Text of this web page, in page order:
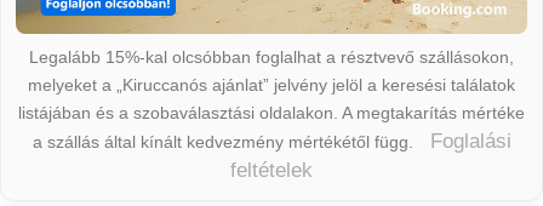
Legalább 15%-kal olcsóbban foglalhat a résztvevő szállásokon,
melyeket a „Kiruccanós ajánlat” jelvény jelöl a keresési találatok
listájában és a szobaválasztási oldalakon. A megtakarítás mértéke
a szállás által kínált kedvezmény mértékétől függ.
Foglalási
feltételek